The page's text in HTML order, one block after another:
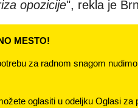
opozicije", rekla je
MESTO!
za radnom snagom
oglasiti u odeljku Oglasi